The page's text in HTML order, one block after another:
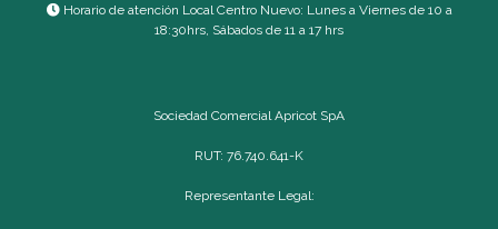
Horario de atención Local Centro Nuevo: Lunes a Viernes de 10 a
18:30hrs, Sábados de 11 a 17 hrs
Sociedad Comercial Apricot SpA
RUT: 76.740.641-K
Representante Legal: